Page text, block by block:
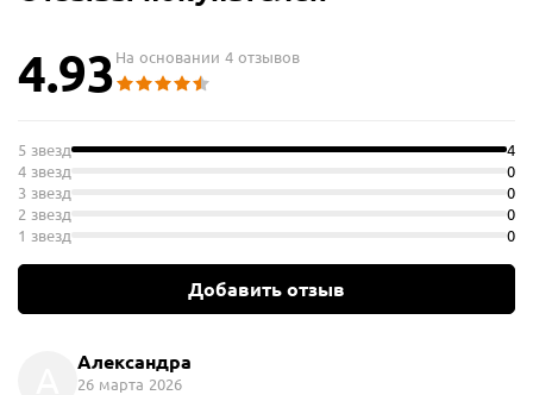
4.93На основании 4 отзывов
1 звезд 0
2 звезд 0
3 звезд 0
4 звезд 0
5 звезд 4
Добавить отзыв
Александра
26 марта 2026